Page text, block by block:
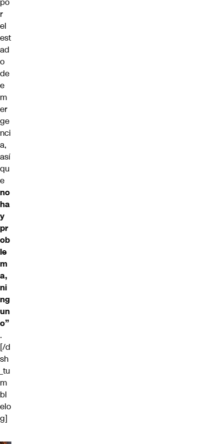
r
el
est
ad
o
de
e
m
er
ge
nci
a,
así
qu
e
no
ha
y
pr
ob
le
m
a,
ni
ng
un
o”
.
[/d
sh
_tu
m
bl
elo
g]